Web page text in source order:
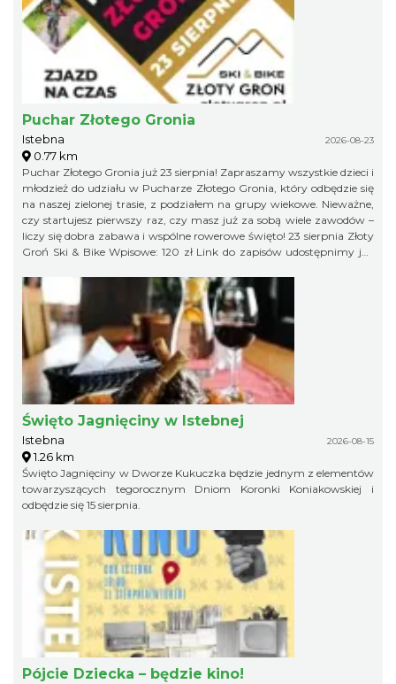
Puchar Złotego Gronia
Istebna 2026-08-23
0.77 km
Puchar Złotego Gronia już 23 sierpnia! Zapraszamy wszystkie dzieci i
młodzież do udziału w Pucharze Złotego Gronia, który odbędzie się
na naszej zielonej trasie, z podziałem na grupy wiekowe. Nieważne,
czy startujesz pierwszy raz, czy masz już za sobą wiele zawodów –
liczy się dobra zabawa i wspólne rowerowe święto! 23 sierpnia Złoty
Groń Ski & Bike Wpisowe: 120 zł Link do zapisów udostępnimy już
przegapić!
Święto Jagnięciny w Istebnej
Istebna 2026-08-15
1.26 km
Święto Jagnięciny w Dworze Kukuczka będzie jednym z elementów
towarzyszących tegorocznym Dniom Koronki Koniakowskiej i
odbędzie się 15 sierpnia.
Pójcie Dziecka – będzie kino!